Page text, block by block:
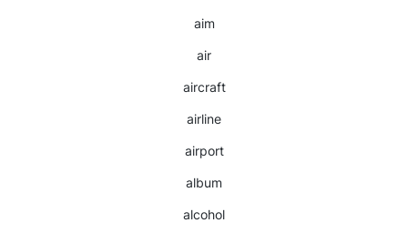
aim
air
aircraft
airline
airport
album
alcohol